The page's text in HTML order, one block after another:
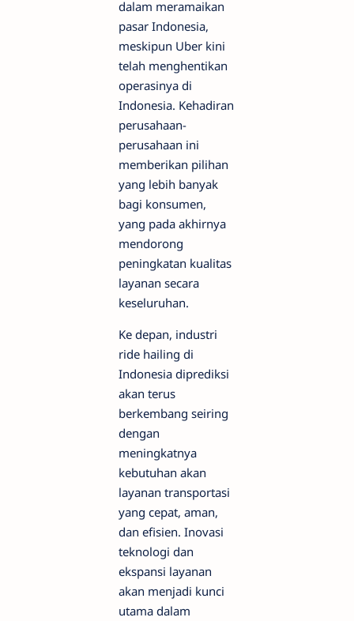
dalam meramaikan
pasar Indonesia,
meskipun Uber kini
telah menghentikan
operasinya di
Indonesia. Kehadiran
perusahaan-
perusahaan ini
memberikan pilihan
yang lebih banyak
bagi konsumen,
yang pada akhirnya
mendorong
peningkatan kualitas
layanan secara
keseluruhan.
Ke depan, industri
ride hailing di
Indonesia diprediksi
akan terus
berkembang seiring
dengan
meningkatnya
kebutuhan akan
layanan transportasi
yang cepat, aman,
dan efisien. Inovasi
teknologi dan
ekspansi layanan
akan menjadi kunci
utama dalam